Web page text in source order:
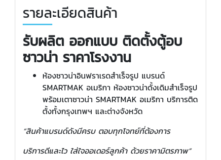
รายละเอียดสินค้า
รับผลิต ออกแบบ ติดตั้งตู้อบ
ซาวน่า ราคาโรงงาน
ห้องซาวน่าอินฟราเรดสำเร็จรูป แบรนด์
SMARTMAK อเมริกา ห้องซาวน่าดั้งเดิมสำเร็จรูป
พร้อมเตาซาวน่า SMARTMAK อเมริกา บริการติด
ตั้งทั้งกรุงเทพฯ และต่างจังหวัด
“สินค้าแบรนด์ดังมีครบ ตอบทุกโจทย์ที่ต้องการ
บริการดีและไว ใส่ใจออเดอร์ลูกค้า ด้วยราคามิตรภาพ”